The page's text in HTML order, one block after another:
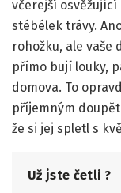
včerejší
stébélek trávy.
rohožku, ale vaše
přímo bují louky,
domova. To
příjemným
že si jej spletl s
Už jste četli ?